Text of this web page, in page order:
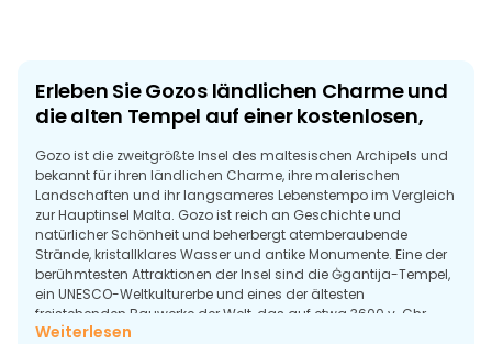
Erleben Sie Gozos ländlichen Charme und
die alten Tempel auf einer kostenlosen,
Gozo ist die zweitgrößte Insel des maltesischen Archipels und
bekannt für ihren ländlichen Charme, ihre malerischen
Landschaften und ihr langsameres Lebenstempo im Vergleich
zur Hauptinsel Malta. Gozo ist reich an Geschichte und
natürlicher Schönheit und beherbergt atemberaubende
Strände, kristallklares Wasser und antike Monumente. Eine der
berühmtesten Attraktionen der Insel sind die Ġgantija-Tempel,
ein UNESCO-Weltkulturerbe und eines der ältesten
freistehenden Bauwerke der Welt, das auf etwa 3600 v. Chr.
zurückgeht. Gozo ist auch berühmt für seine malerische
Weiterlesen